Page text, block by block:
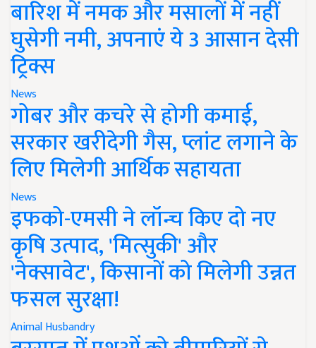
बारिश में नमक और मसालों में नहीं
घुसेगी नमी, अपनाएं ये 3 आसान देसी
ट्रिक्स
News
गोबर और कचरे से होगी कमाई,
सरकार खरीदेगी गैस, प्लांट लगाने के
लिए मिलेगी आर्थिक सहायता
News
इफको-एमसी ने लॉन्च किए दो नए
कृषि उत्पाद, 'मित्सुकी' और
'नेक्सावेट', किसानों को मिलेगी उन्नत
फसल सुरक्षा!
Animal Husbandry